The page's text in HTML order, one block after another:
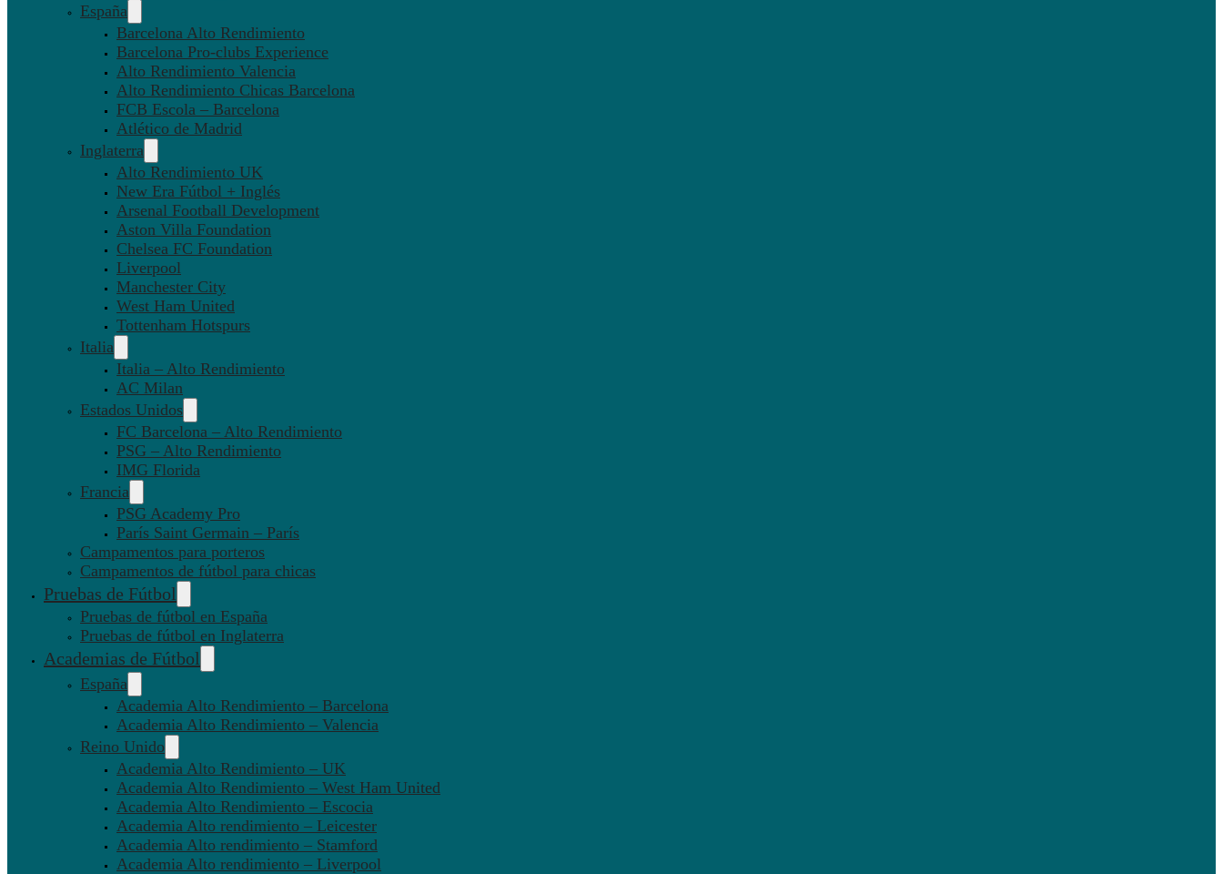
España
Barcelona Alto Rendimiento
Barcelona Pro-clubs Experience
Alto Rendimiento Valencia
Alto Rendimiento Chicas Barcelona
FCB Escola – Barcelona
Atlético de Madrid
Inglaterra
Alto Rendimiento UK
New Era Fútbol + Inglés
Arsenal Football Development
Aston Villa Foundation
Chelsea FC Foundation
Liverpool
Manchester City
West Ham United
Tottenham Hotspurs
Italia
Italia – Alto Rendimiento
AC Milan
Estados Unidos
FC Barcelona – Alto Rendimiento
PSG – Alto Rendimiento
IMG Florida
Francia
PSG Academy Pro
París Saint Germain – París
Campamentos para porteros
Campamentos de fútbol para chicas
Pruebas de Fútbol
Pruebas de fútbol en España
Pruebas de fútbol en Inglaterra
Academias de Fútbol
España
Academia Alto Rendimiento – Barcelona
Academia Alto Rendimiento – Valencia
Reino Unido
Academia Alto Rendimiento – UK
Academia Alto Rendimiento – West Ham United
Academia Alto Rendimiento – Escocia
Academia Alto rendimiento – Leicester
Academia Alto rendimiento – Stamford
Academia Alto rendimiento – Liverpool